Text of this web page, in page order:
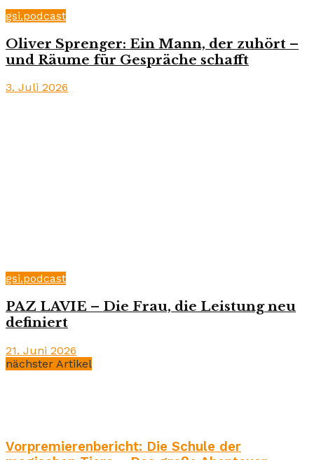
gsi.podcast
Oliver Sprenger: Ein Mann, der zuhört –
und Räume für Gespräche schafft
3. Juli 2026
gsi.podcast
PAZ LAVIE – Die Frau, die Leistung neu
definiert
21. Juni 2026
nächster Artikel
Vorpremierenbericht: Die Schule der